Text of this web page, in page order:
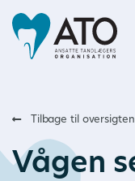
Tilbage til oversigten
Vågen